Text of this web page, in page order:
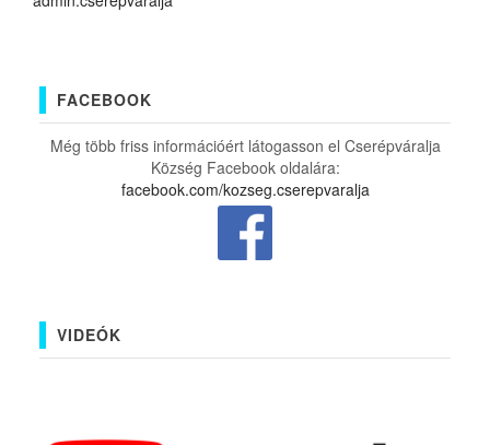
FACEBOOK
Még több friss információért látogasson el Cserépváralja
Község Facebook oldalára:
facebook.com/kozseg.cserepvaralja
VIDEÓK